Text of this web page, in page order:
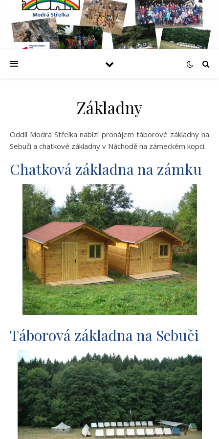
Základny
Oddíl Modrá Střelka nabízí pronájem táborové základny na
Sebuči a chatkové základny v Náchodě na zámeckém kopci.
Chatková základna na zámku
Táborová základna na Sebuči